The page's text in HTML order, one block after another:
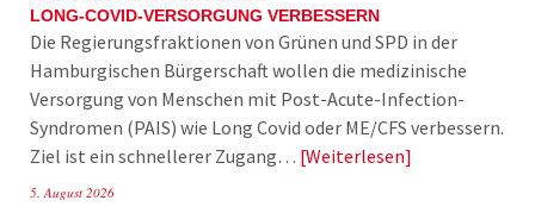
LONG-COVID-VERSORGUNG VERBESSERN
Die Regierungsfraktionen von Grünen und SPD in der
Hamburgischen Bürgerschaft wollen die medizinische
Versorgung von Menschen mit Post-Acute-Infection-
Syndromen (PAIS) wie Long Covid oder ME/CFS verbessern.
Ziel ist ein schnellerer Zugang… Weiterlesen
5. August 2026